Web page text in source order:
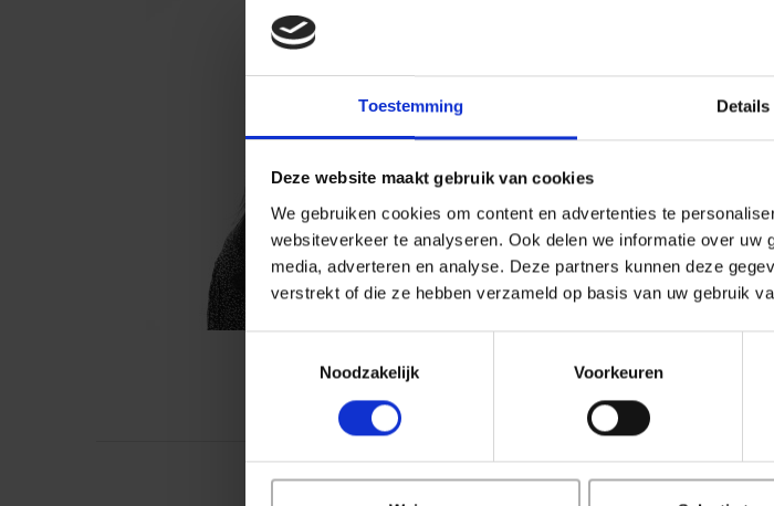
Toestemming Details
Deze website maakt gebruik van cookies
We gebruiken cookies om content en advertenties te
websiteverkeer te analyseren. Ook delen we informatie over
media, adverteren en analyse. Deze partners kunnen deze
verstrekt of die ze hebben verzameld op basis van uw gebruik
Noodzakelijk
Voorkeuren